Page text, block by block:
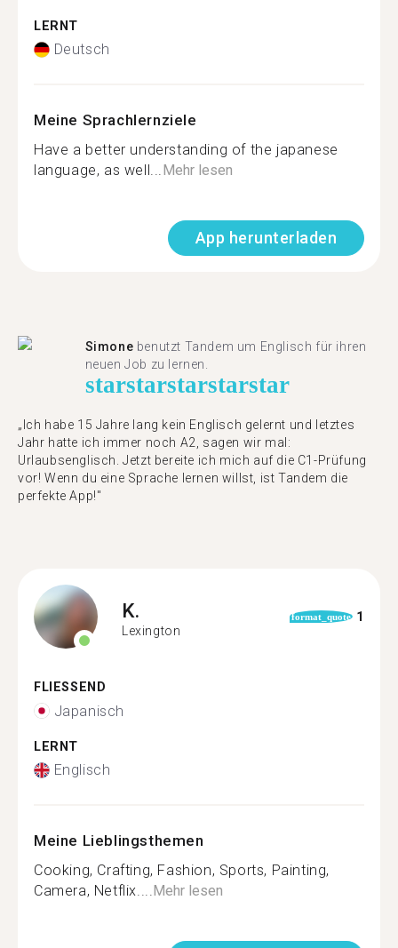
LERNT
Deutsch
Meine Sprachlernziele
Have a better understanding of the japanese
language, as well...Mehr lesen
App herunterladen
Simone benutzt Tandem um Englisch für ihren
neuen Job zu lernen.
starstarstarstarstar
„Ich habe 15 Jahre lang kein Englisch gelernt und letztes
Jahr hatte ich immer noch A2, sagen wir mal:
Urlaubsenglisch. Jetzt bereite ich mich auf die C1-Prüfung
vor! Wenn du eine Sprache lernen willst, ist Tandem die
perfekte App!"
K.
Lexington
format_quote 1
FLIESSEND
Japanisch
LERNT
Englisch
Meine Lieblingsthemen
Cooking, Crafting, Fashion, Sports, Painting,
Camera, Netflix....Mehr lesen